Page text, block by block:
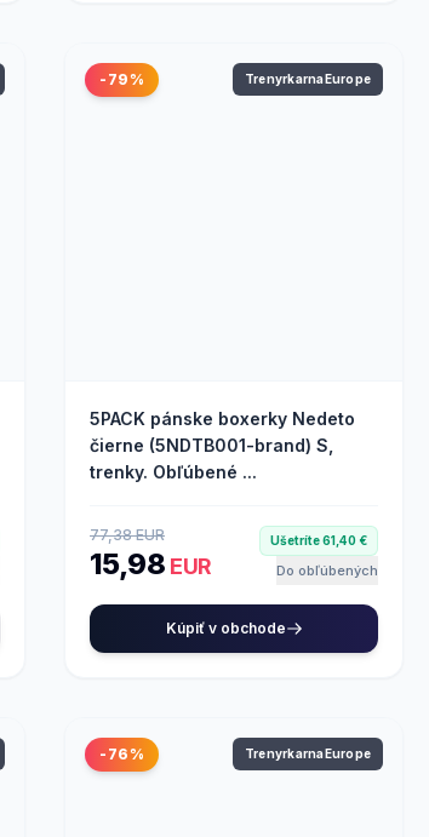
-79% TrenyrkarnaEurope
5PACK pánske boxerky Nedeto
čierne (5NDTB001-brand) S,
trenky. Obľúbené ...
77,38 EUR
15,98 EUR
Ušetríte 61,40 €
Do obľúbených
Kúpiť v obchode
-76% TrenyrkarnaEurope